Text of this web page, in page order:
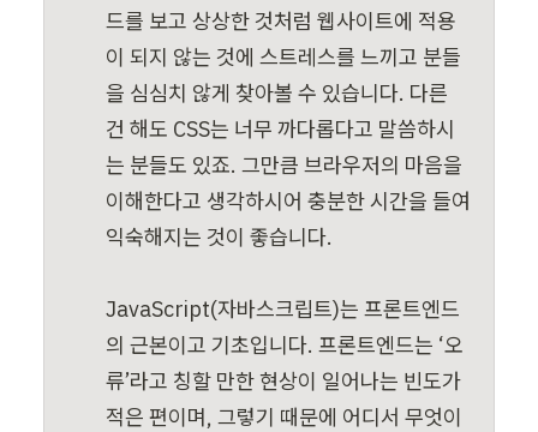
드를 보고 상상한 것처럼 웹사이트에 적용
이 되지 않는 것에 스트레스를 느끼고 분들
을 심심치 않게 찾아볼 수 있습니다. 다른
건 해도 CSS는 너무 까다롭다고 말씀하시
는 분들도 있죠. 그만큼 브라우저의 마음을
이해한다고 생각하시어 충분한 시간을 들여
익숙해지는 것이 좋습니다.
JavaScript(자바스크립트)는 프론트엔드
의 근본이고 기초입니다. 프론트엔드는 ‘오
류’라고 칭할 만한 현상이 일어나는 빈도가
적은 편이며, 그렇기 때문에 어디서 무엇이